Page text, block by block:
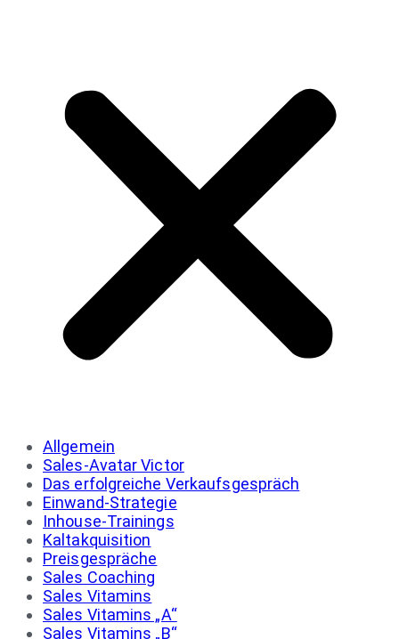
Allgemein
Sales-Avatar Victor
Das erfolgreiche Verkaufsgespräch
Einwand-Strategie
Inhouse-Trainings
Kaltakquisition
Preisgespräche
Sales Coaching
Sales Vitamins
Sales Vitamins „A“
Sales Vitamins „B“